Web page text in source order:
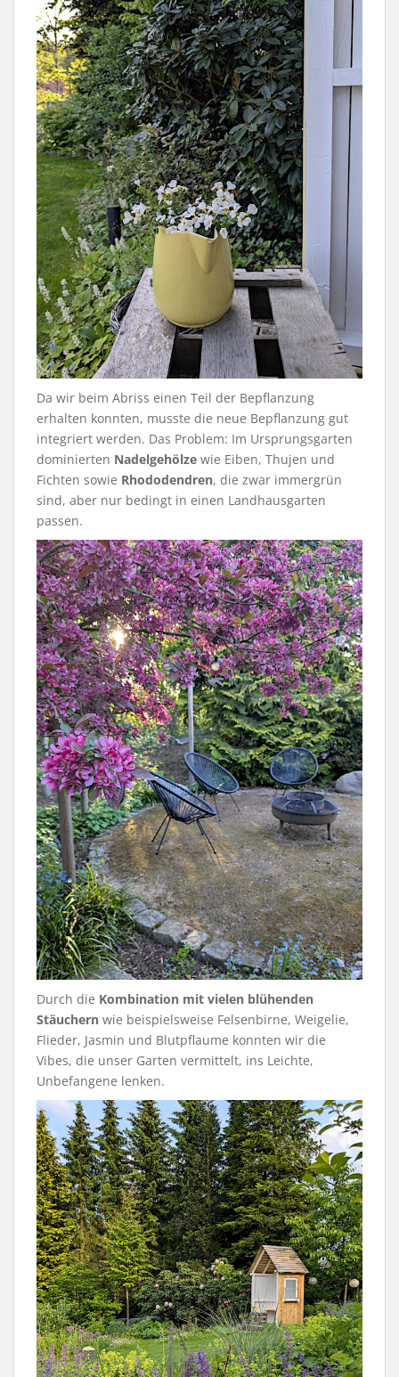
Da wir beim Abriss einen Teil der Bepflanzung
erhalten konnten, musste die neue Bepflanzung gut
integriert werden. Das Problem: Im Ursprungsgarten
dominierten Nadelgehölze wie Eiben, Thujen und
Fichten sowie Rhododendren, die zwar immergrün
sind, aber nur bedingt in einen Landhausgarten
passen.
Durch die Kombination mit vielen blühenden
Stäuchern wie beispielsweise Felsenbirne, Weigelie,
Flieder, Jasmin und Blutpflaume konnten wir die
Vibes, die unser Garten vermittelt, ins Leichte,
Unbefangene lenken.